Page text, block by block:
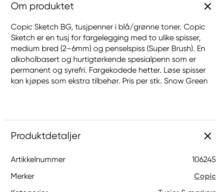
Om produktet
Copic Sketch BG, tusjpenner i blå/grønne toner. Copic
Sketch er en tusj for fargelegging med to ulike spisser,
medium bred (2–6mm) og penselspiss (Super Brush). En
alkoholbasert og hurtigtørkende spesialpenn som er
permanent og syrefri. Fargekodede hetter. Løse spisser
kan kjøpes som ekstra tilbehør. Pris per stk. Snow Green
Produktdetaljer
Artikkelnummer
106245
Merker
Copic